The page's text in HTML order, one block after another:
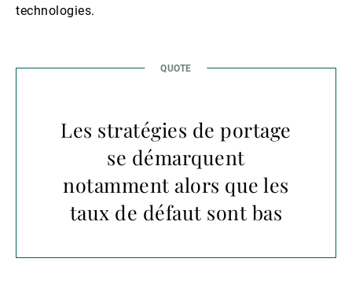
technologies.
Les stratégies de portage
se démarquent
notamment alors que les
taux de défaut sont bas